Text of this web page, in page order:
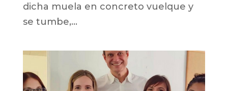
dicha muela en concreto vuelque y
se tumbe,...